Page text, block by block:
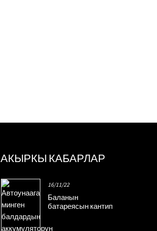
АКЫРКЫ КАБАРЛАР
16/11/22
Баланын
батареясын кантип